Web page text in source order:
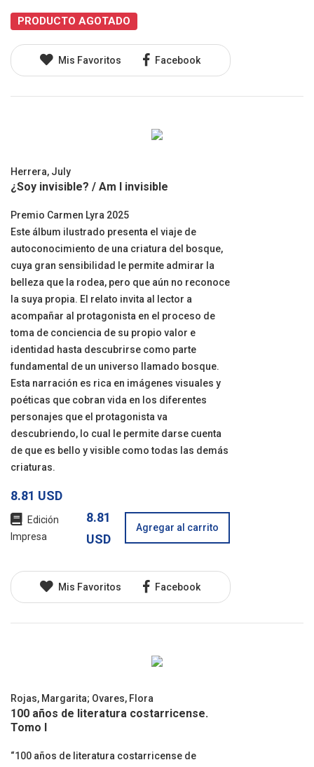
PRODUCTO AGOTADO
Mis Favoritos Facebook
Herrera, July
¿Soy invisible? / Am I invisible
Premio Carmen Lyra 2025
Este álbum ilustrado presenta el viaje de
autoconocimiento de una criatura del bosque,
cuya gran sensibilidad le permite admirar la
belleza que la rodea, pero que aún no reconoce
la suya propia. El relato invita al lector a
acompañar al protagonista en el proceso de
toma de conciencia de su propio valor e
identidad hasta descubrirse como parte
fundamental de un universo llamado bosque.
Esta narración es rica en imágenes visuales y
poéticas que cobran vida en los diferentes
personajes que el protagonista va
descubriendo, lo cual le permite darse cuenta
de que es bello y visible como todas las demás
criaturas.
8.81 USD
Edición
Impresa
8.81
USD
Agregar al carrito
Mis Favoritos Facebook
Rojas, Margarita; Ovares, Flora
100 años de literatura costarricense.
Tomo I
“100 años de literatura costarricense de